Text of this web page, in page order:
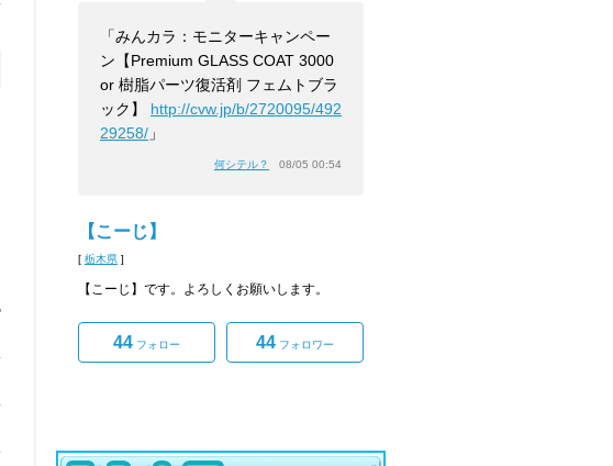
「みんカラ：モニターキャンペー
ン【Premium GLASS COAT 3000
or 樹脂パーツ復活剤 フェムトブラ
ック】 http://cvw.jp/b/2720095/492
29258/ 」
何シテル？ 08/05 00:54
【こーじ】
[ 栃木県 ]
【こーじ】です。よろしくお願いします。
44 フォロー 44 フォロワー